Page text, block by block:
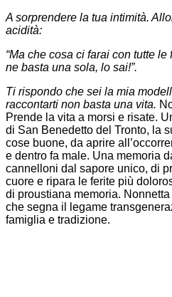
A sorprendere la tua intimità.
acidità:
“Ma che cosa ci farai con tutte
ne basta una sola, lo sai!”.
Ti rispondo che sei la mia
raccontarti non basta una vita.
Prende la vita a morsi e risate.
di San Benedetto del Tronto, la
cose buone, da aprire
e dentro fa male. Una memoria
cannelloni dal sapore unico, di
cuore e ripara le ferite più
di proustiana memoria.
che segna il legame
famiglia e tradizione.